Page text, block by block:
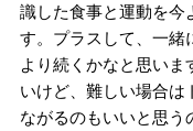
識した食事と運動を今
す。プラスして、一緒
より続くかなと思い
いけど、難しい場合は
ながるのもいいと思う